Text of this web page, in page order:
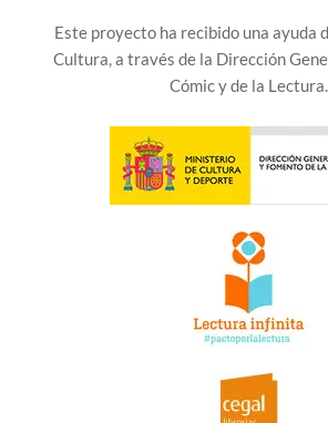
Este proyecto ha recibido una ayuda
Cultura, a través de la Dirección
Cómic y de la Lectura.